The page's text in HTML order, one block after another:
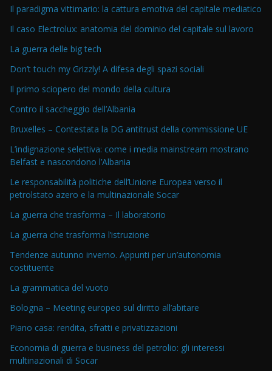
Il paradigma vittimario: la cattura emotiva del capitale mediatico
Il caso Electrolux: anatomia del dominio del capitale sul lavoro
La guerra delle big tech
Don’t touch my Grizzly! A difesa degli spazi sociali
Il primo sciopero del mondo della cultura
Contro il saccheggio dell’Albania
Bruxelles – Contestata la DG antitrust della commissione UE
L’indignazione selettiva: come i media mainstream mostrano
Belfast e nascondono l’Albania
Le responsabilità politiche dell’Unione Europea verso il
petrolstato azero e la multinazionale Socar
La guerra che trasforma – Il laboratorio
La guerra che trasforma l’istruzione
Tendenze autunno inverno. Appunti per un’autonomia
costituente
La grammatica del vuoto
Bologna – Meeting europeo sul diritto all’abitare
Piano casa: rendita, sfratti e privatizzazioni
Economia di guerra e business del petrolio: gli interessi
multinazionali di Socar